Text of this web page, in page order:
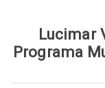
Lucimar
Programa